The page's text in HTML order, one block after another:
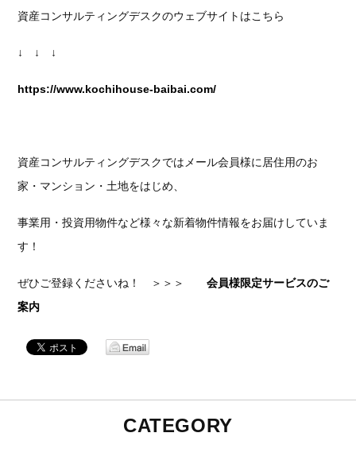
資産コンサルティングデスクのウェブサイトはこちら
↓ ↓ ↓
https://www.kochihouse-baibai.com/
資産コンサルティングデスクではメール会員様に居住用のお
家・マンション・土地をはじめ、
事業用・投資用物件など様々な新着物件情報をお届けしていま
す！
ぜひご登録くださいね！ ＞＞＞会員様限定サービスのご
案内
CATEGORY